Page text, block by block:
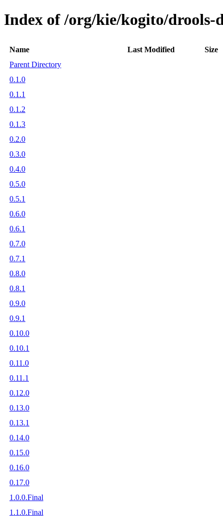
Index of /org/kie/kogito/drools-
Name Last Modified
Size
Parent Directory
0.1.0
0.1.1
0.1.2
0.1.3
0.2.0
0.3.0
0.4.0
0.5.0
0.5.1
0.6.0
0.6.1
0.7.0
0.7.1
0.8.0
0.8.1
0.9.0
0.9.1
0.10.0
0.10.1
0.11.0
0.11.1
0.12.0
0.13.0
0.13.1
0.14.0
0.15.0
0.16.0
0.17.0
1.0.0.Final
1.1.0.Final